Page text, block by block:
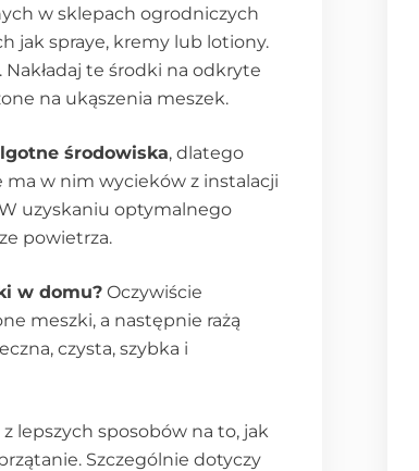
w sklepach ogrodniczych
jak spraye, kremy lub lotiony.
te środki na odkryte
na ukąszenia meszek.
środowiska, dlatego
ma w nim wycieków z instalacji
uzyskaniu optymalnego
powietrza.
w domu? Oczywiście
meszki, a następnie rażą
czysta, szybka i
lepszych sposobów na to, jak
Szczególnie dotyczy